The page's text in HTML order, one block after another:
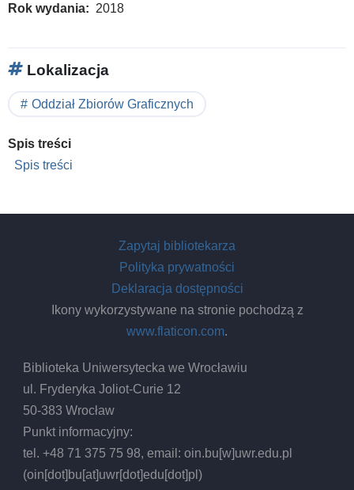
Rok wydania 2018
Lokalizacja
Oddział Zbiorów Graficznych
Spis treści
Spis treści
Zapytaj bibliotekarza
Polityka prywatności
Deklaracja dostępności
Ikony wykorzystywane na stronie pochodzą z
www.flaticon.com.
Biblioteka Uniwersytecka we Wrocławiu
ul. Fryderyka Joliot-Curie 12
50-383 Wrocław
Punkt informacyjny:
tel. +48 71 375 75 98, email:oin.bu[w]uwr.edu.pl
(oin[dot]bu[at]uwr[dot]edu[dot]pl)